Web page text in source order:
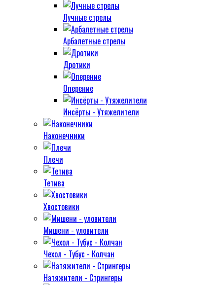
Лучные стрелы
Арбалетные стрелы
Дротики
Оперение
Инсёрты - Утяжелители
Наконечники
Плечи
Тетива
Хвостовики
Мишени - уловители
Чехол - Тубус - Колчан
Натяжители - Стрингеры